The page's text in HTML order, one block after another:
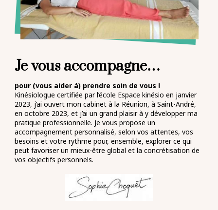
Je vous accompagne…
pour (vous aider à) prendre soin de vous !
Kinésiologue certifiée par l’école Espace kinésio en janvier
2023, j’ai ouvert mon cabinet à la Réunion, à Saint-André,
en octobre 2023, et j’ai un grand plaisir à y développer ma
pratique professionnelle. Je vous propose un
accompagnement personnalisé, selon vos attentes, vos
besoins et votre rythme pour, ensemble, explorer ce qui
peut favoriser un mieux-être global et la concrétisation de
vos objectifs personnels.